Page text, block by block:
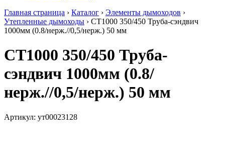
Главная страница › Каталог › Элементы дымоходов ›
Утепленные дымоходы › СТ1000 350/450 Труба-сэндвич
1000мм (0.8/нерж.//0,5/нерж.) 50 мм
СТ1000 350/450 Труба-
сэндвич 1000мм (0.8/
нерж.//0,5/нерж.) 50 мм
Артикул: ут00023128